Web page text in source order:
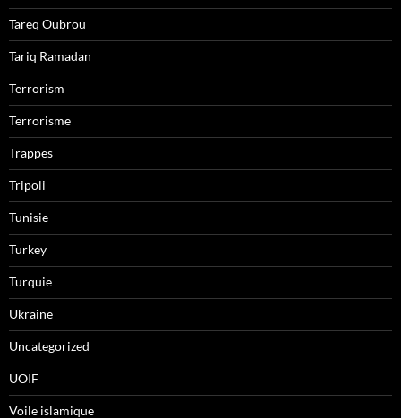
Tareq Oubrou
Tariq Ramadan
Terrorism
Terrorisme
Trappes
Tripoli
Tunisie
Turkey
Turquie
Ukraine
Uncategorized
UOIF
Voile islamique